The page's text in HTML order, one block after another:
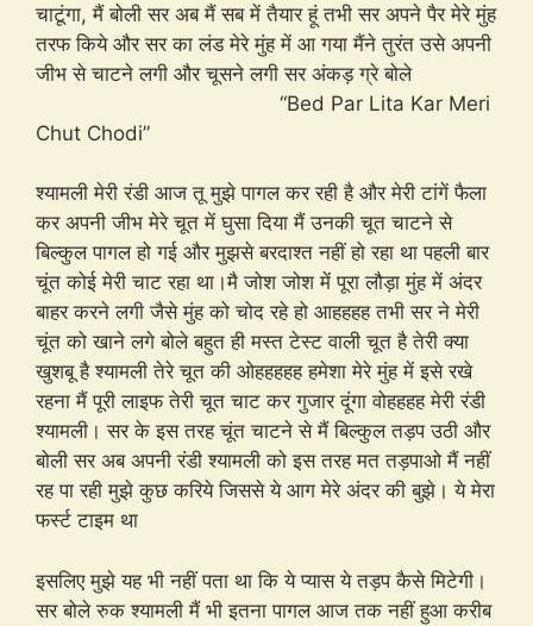
चाटूंगा, मैं बोली सर अब मैं सब में तैयार हूं तभी सर अपने पैर मेरे मुंह
तरफ किये और सर का लंड मेरे मुंह में आ गया मैंने तुरंत उसे अपनी
जीभ से चाटने लगी और चूसने लगी सर अंकड़ ग्रे बोले
“Bed Par Lita Kar Meri
Chut Chodi”
श्यामली मेरी रंडी आज तू मुझे पागल कर रही है और मेरी टांगें फैला
कर अपनी जीभ मेरे चूत में घुसा दिया मैं उनकी चूत चाटने से
बिल्कुल पागल हो गई और मुझसे बरदाश्त नहीं हो रहा था पहली बार
चूंत कोई मेरी चाट रहा था।मै जोश जोश में पूरा लौड़ा मुंह में अंदर
बाहर करने लगी जैसे मुंह को चोद रहे हो आहहहह तभी सर ने मेरी
चूंत को खाने लगे बोले बहुत ही मस्त टेस्ट वाली चूत है तेरी क्या
खुशबू है श्यामली तेरे चूत की ओहहहहह हमेशा मेरे मुंह में इसे रखे
रहना मैं पूरी लाइफ तेरी चूत चाट कर गुजार दूंगा वोहहहह मेरी रंडी
श्यामली। सर के इस तरह चूंत चाटने से मैं बिल्कुल तड़प उठी और
बोली सर अब अपनी रंडी श्यामली को इस तरह मत तड़पाओ मैं नहीं
रह पा रही मुझे कुछ करिये जिससे ये आग मेरे अंदर की बुझे। ये मेरा
फर्स्ट टाइम था
इसलिए मुझे यह भी नहीं पता था कि ये प्यास ये तड़प कैसे मिटेगी।
सर बोले रुक श्यामली मैं भी इतना पागल आज तक नहीं हुआ करीब